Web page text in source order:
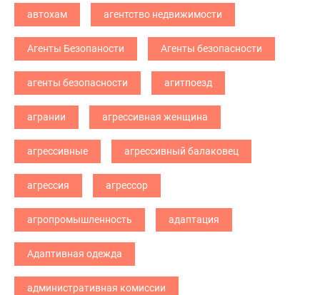
автохам агентство недвижимости
Агенты Безопаности Агенты безопасности
агенты безопасности агитпоезд
агрании агрессивная женщина
агрессивные агрессивный балаковец
агрессия агрессор
агропромышленность адаптация
Адаптивная одежда
административная комиссии